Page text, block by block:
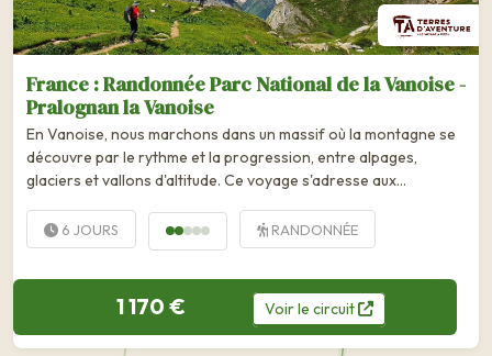
France : Randonnée Parc National de la Vanoise -
Pralognan la Vanoise
En Vanoise, nous marchons dans un massif où la montagne se
découvre par le rythme et la progression, entre alpages,
glaciers et vallons d'altitude. Ce voyage s'adresse aux
6 JOURS RANDONNÉE
1 170 € Voirle circuit